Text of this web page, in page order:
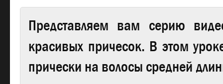
Представляем вам серию
красивых причесок. В этом
прически на волосы средней